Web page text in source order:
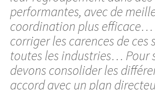
performantes, avec de
coordination plus
corriger les carences de ces
toutes les industries… Pour
devons consolider les
accord avec un plan